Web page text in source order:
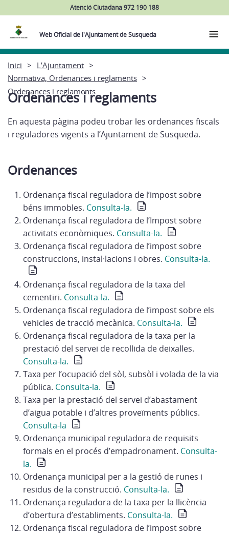
Atenció Ciutadana 972 190 188
Web Oficial de l'Ajuntament de Susqueda
Inici
L’Ajuntament
Normativa, Ordenances i reglaments
Ordenances i reglaments
Ordenances i reglaments
En aquesta pàgina podeu trobar les ordenances fiscals
i reguladores vigents a l’Ajuntament de Susqueda.
Ordenances
Ordenança fiscal reguladora de l’impost sobre
béns immobles. Consulta-la.
Ordenança fiscal reguladora de l’Impost sobre
activitats econòmiques. Consulta-la.
Ordenança fiscal reguladora de l’impost sobre
construccions, instal·lacions i obres. Consulta-la.
Ordenança fiscal reguladora de la taxa del
cementiri. Consulta-la.
Ordenança fiscal reguladora de l’impost sobre els
vehicles de tracció mecànica. Consulta-la.
Ordenança fiscal reguladora de la taxa per la
prestació del servei de recollida de deixalles.
Consulta-la.
Taxa per l’ocupació del sòl, subsòl i volada de la via
pública. Consulta-la.
Taxa per la prestació del servei d’abastament
d’aigua potable i d’altres proveïments públics.
Consulta-la
Ordenança municipal reguladora de requisits
formals en el procés d’empadronament. Consulta-
la.
Ordenança municipal per a la gestió de runes i
residus de la construcció. Consulta-la.
Ordenança reguladora de la taxa per la llicència
d’obertura d’establiments. Consulta-la.
Ordenança fiscal reguladora de l’impost sobre